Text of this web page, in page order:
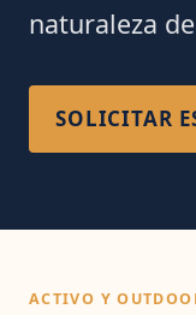
naturaleza
SOLICITAR
ACTIVO Y